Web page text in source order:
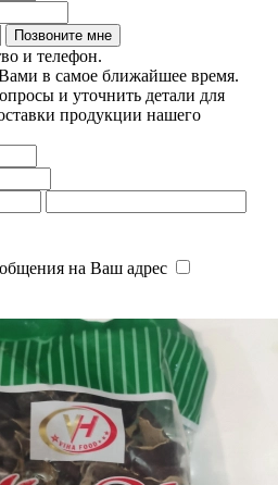
и телефон.
в самое ближайшее время.
и уточнить детали для
продукции нашего
на Ваш адрес